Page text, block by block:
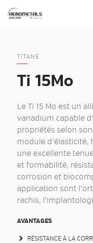
Skip
TITANE
Ti 15Mo
Le Ti 15 Mo est un
vanadium capable
propriétés selon
module d’élasticité,
une excellente
et formabilité,
corrosion et
application sont
rachis,
AVANTAGES
RÉSISTANCE À LA